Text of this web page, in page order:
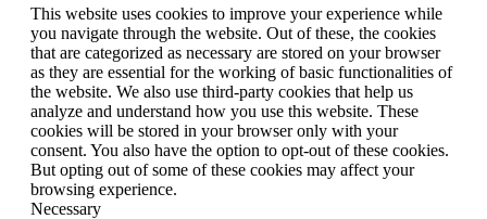
This website uses cookies to improve your experience while
you navigate through the website. Out of these, the cookies
that are categorized as necessary are stored on your browser
as they are essential for the working of basic functionalities of
the website. We also use third-party cookies that help us
analyze and understand how you use this website. These
cookies will be stored in your browser only with your
consent. You also have the option to opt-out of these cookies.
But opting out of some of these cookies may affect your
browsing experience.
Necessary